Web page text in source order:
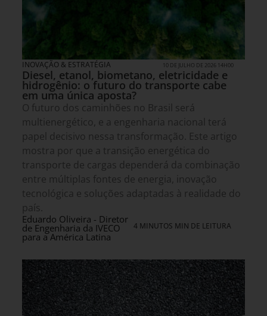
INOVAÇÃO & ESTRATÉGIA 10 DE JULHO DE 2026 14H00
Diesel, etanol, biometano, eletricidade e
hidrogênio: o futuro do transporte cabe
em uma única aposta?
O futuro dos caminhões no Brasil será
multienergético, e a engenharia nacional terá
papel decisivo nessa transformação. Este artigo
mostra por que a transição energética do
transporte de cargas dependerá da combinação
entre múltiplas fontes de energia, inovação
tecnológica e soluções adaptadas à realidade do
país.
Eduardo Oliveira - Diretor
de Engenharia da IVECO
para a América Latina
4 MINUTOS MIN DE LEITURA